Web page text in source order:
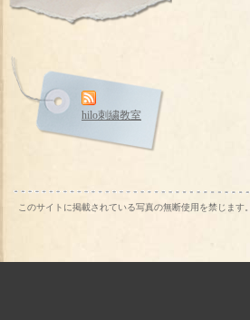
hilo刺繍教室
このサイトに掲載されている写真の無断使用を禁じます。